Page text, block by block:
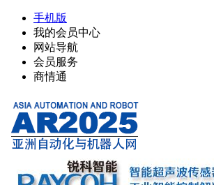
手机版
我的会员中心
网站导航
会员服务
商情通